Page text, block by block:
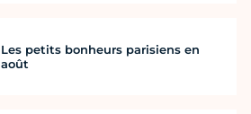
Les petits bonheurs parisiens en
août